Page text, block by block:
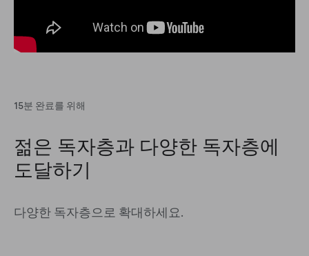
15분 완료를 위해
젊은 독자층과 다양한 독자층에
도달하기
다양한 독자층으로 확대하세요.